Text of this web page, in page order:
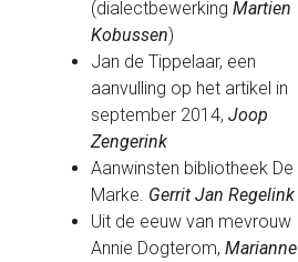
(dialectbewerkingMartien
Kobussen)
Jan de Tippelaar, een
aanvulling op het artikel in
september 2014,Joop
Zengerink
Aanwinsten bibliotheek De
Marke. Gerrit Jan Regelink
Uit de eeuw van mevrouw
Annie Dogterom,Marianne